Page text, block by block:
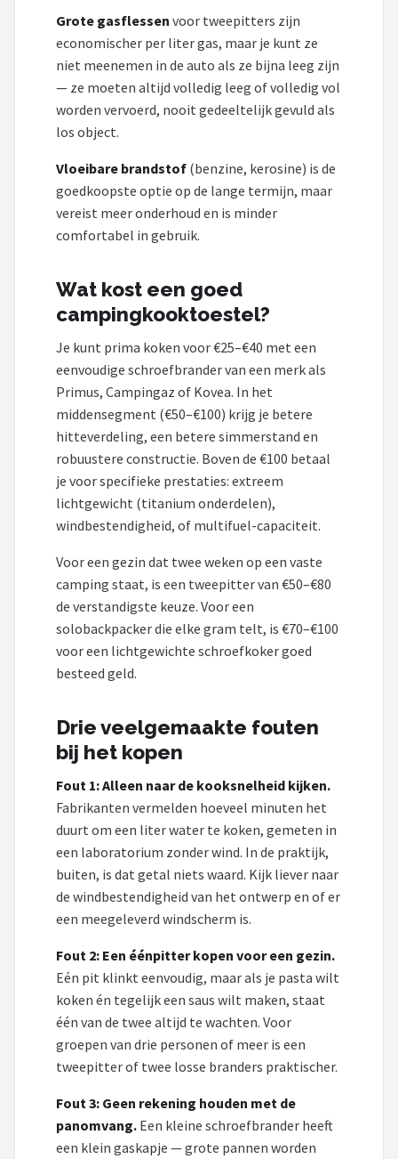
Grote gasflessen voor tweepitters zijn
economischer per liter gas, maar je kunt ze
niet meenemen in de auto als ze bijna leeg zijn
— ze moeten altijd volledig leeg of volledig vol
worden vervoerd, nooit gedeeltelijk gevuld als
los object.
Vloeibare brandstof (benzine, kerosine) is de
goedkoopste optie op de lange termijn, maar
vereist meer onderhoud en is minder
comfortabel in gebruik.
Wat kost een goed
campingkooktoestel?
Je kunt prima koken voor €25–€40 met een
eenvoudige schroefbrander van een merk als
Primus, Campingaz of Kovea. In het
middensegment (€50–€100) krijg je betere
hitteverdeling, een betere simmerstand en
robuustere constructie. Boven de €100 betaal
je voor specifieke prestaties: extreem
lichtgewicht (titanium onderdelen),
windbestendigheid, of multifuel-capaciteit.
Voor een gezin dat twee weken op een vaste
camping staat, is een tweepitter van €50–€80
de verstandigste keuze. Voor een
solobackpacker die elke gram telt, is €70–€100
voor een lichtgewichte schroefkoker goed
besteed geld.
Drie veelgemaakte fouten
bij het kopen
Fout 1: Alleen naar de kooksnelheid kijken.
Fabrikanten vermelden hoeveel minuten het
duurt om een liter water te koken, gemeten in
een laboratorium zonder wind. In de praktijk,
buiten, is dat getal niets waard. Kijk liever naar
de windbestendigheid van het ontwerp en of er
een meegeleverd windscherm is.
Fout 2: Een éénpitter kopen voor een gezin.
Eén pit klinkt eenvoudig, maar als je pasta wilt
koken én tegelijk een saus wilt maken, staat
één van de twee altijd te wachten. Voor
groepen van drie personen of meer is een
tweepitter of twee losse branders praktischer.
Fout 3: Geen rekening houden met de
panomvang. Een kleine schroefbrander heeft
een klein gaskapje — grote pannen worden